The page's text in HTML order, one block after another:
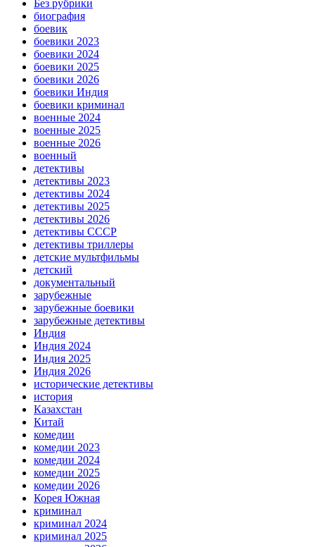
Без рубрики
биография
боевик
боевики 2023
боевики 2024
боевики 2025
боевики 2026
боевики Индия
боевики криминал
военные 2024
военные 2025
военные 2026
военный
детективы
детективы 2023
детективы 2024
детективы 2025
детективы 2026
детективы СССР
детективы триллеры
детские мультфильмы
детский
документальный
зарубежные
зарубежные боевики
зарубежные детективы
Индия
Индия 2024
Индия 2025
Индия 2026
исторические детективы
история
Казахстан
Китай
комедии
комедии 2023
комедии 2024
комедии 2025
комедии 2026
Корея Южная
криминал
криминал 2024
криминал 2025